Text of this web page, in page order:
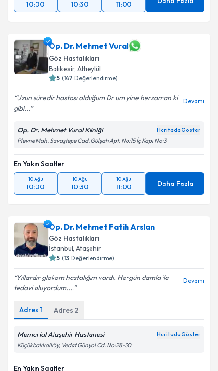
10:00 10:30 11:00
Op. Dr. Mehmet Vural
Göz Hastalıkları
Balıkesir, Altıeylül
5 (147 Değerlendirme)
Uzun süredir hastası olduğum Dr um yine herzaman ki
gibi...
Devamı
Op. Dr. Mehmet Vural Kliniği Haritada Göster
Plevne Mah. Savaştepe Cad. Gülşah Apt. No:15 İç Kapı No:3
En Yakın Saatler
10 Ağu
10:00
10 Ağu
10:30
10 Ağu
11:00 Daha Fazla
Op. Dr. Mehmet Fatih Arslan
Göz Hastalıkları
İstanbul, Ataşehir
5 (13 Değerlendirme)
Yıllardır glokom hastalığım vardı. Hergün damla ile
tedavi oluyordum....
Devamı
Adres 1 Adres 2
Memorial Ataşehir Hastanesi Haritada Göster
Küçükbakkalköy, Vedat Günyol Cd. No:28-30
En Yakın Saatler